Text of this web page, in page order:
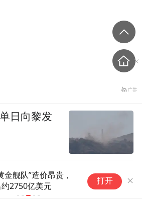
早苗虽提及“坚持‘无核三原
，却玩起了文字游戏
打开
日向黎发